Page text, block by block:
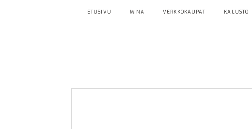
ETUSIVU MINÄ VERKKOKAUPAT KALUSTO